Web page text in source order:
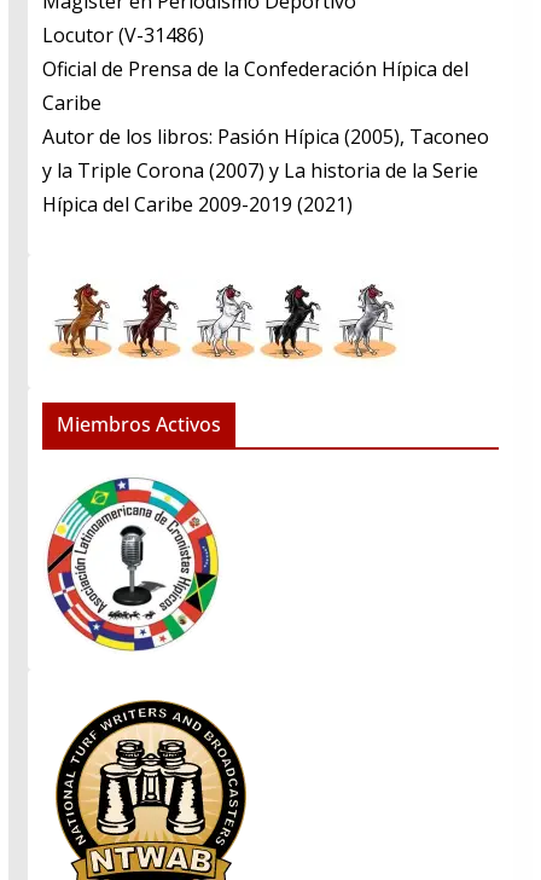
​Locutor (V-31486)
​Oficial de Prensa de la Confederación Hípica del
Caribe
​Autor de los libros: Pasión Hípica (2005), Taconeo
y la Triple Corona (2007) y La historia de la Serie
Hípica del Caribe 2009-2019 (2021)
Miembros Activos